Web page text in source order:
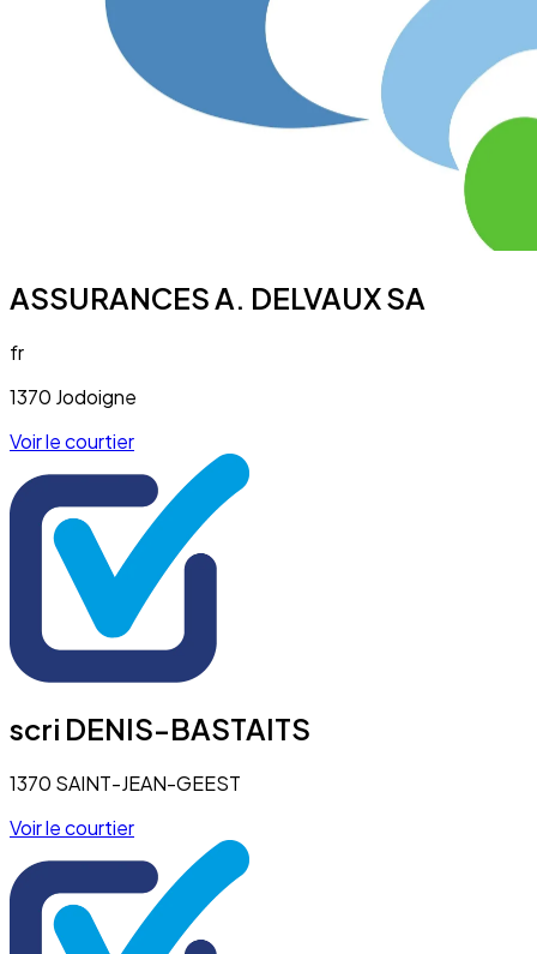
ASSURANCES A. DELVAUX SA
fr
1370 Jodoigne
Voir le courtier
scri DENIS-BASTAITS
1370 SAINT-JEAN-GEEST
Voir le courtier